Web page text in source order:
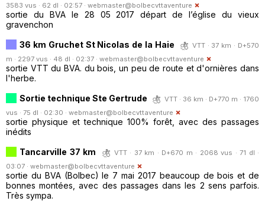
3583 vus · 62 dl · 02:57 · webmaster@bolbecvttaventure
sortie du BVA le 28 05 2017 départ de l’église du vieux
gravenchon
36 km Gruchet St Nicolas de la Haie
VTT · 37 km · D+570
m · 2297 vus · 48 dl · 02:37 · webmaster@bolbecvttaventure
sortie VTT du BVA. du bois, un peu de route et d'ornières dans
l'herbe.
Sortie technique Ste Gertrude
VTT · 36 km · D+770 m · 1760
vus · 75 dl · 02:30 · webmaster@bolbecvttaventure
sortie physique et technique 100% forêt, avec des passages
inédits
Tancarville 37 km
VTT · 37 km · D+670 m · 2068 vus · 71 dl ·
03:07 · webmaster@bolbecvttaventure
sortie du BVA (Bolbec) le 7 mai 2017 beaucoup de bois et de
bonnes montées, avec des passages dans les 2 sens parfois.
Très sympa.